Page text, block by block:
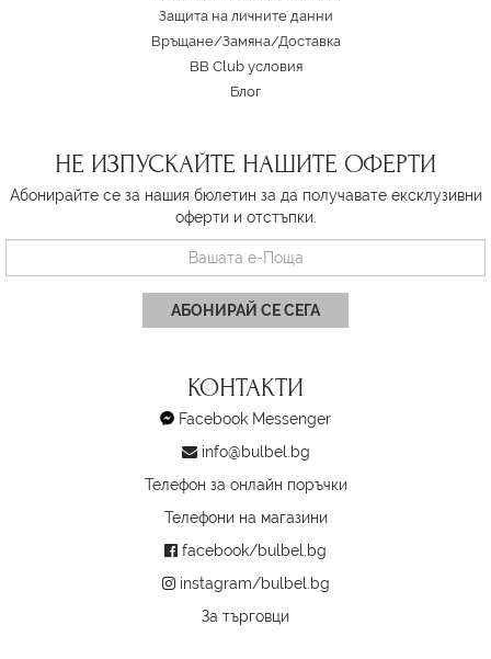
Защита на личните данни
Връщане/Замяна/Доставка
BB Club условия
Блог
НЕ ИЗПУСКАЙТЕ НАШИТЕ ОФЕРТИ
Абонирайте се за нашия бюлетин за да получавате ексклузивни
оферти и отстъпки.
АБОНИРАЙ СЕ СЕГА
КОНТАКТИ
Facebook Messenger
info@bulbel.bg
Телефон за онлайн поръчки
Телефони на магазини
facebook/bulbel.bg
instagram/bulbel.bg
За търговци